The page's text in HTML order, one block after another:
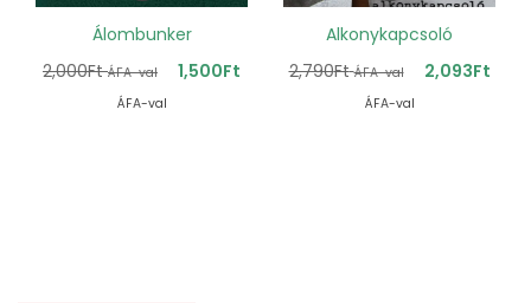
Álombunker
2,000Ft ÁFA-val 1,500Ft
ÁFA-val
Alkonykapcsoló
2,790Ft ÁFA-val 2,093Ft
ÁFA-val